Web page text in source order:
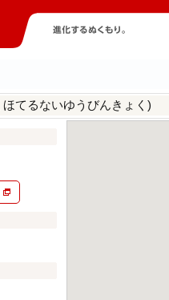
ほてるないゆうびんきょく)